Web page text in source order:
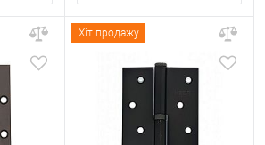
Хіт продажу